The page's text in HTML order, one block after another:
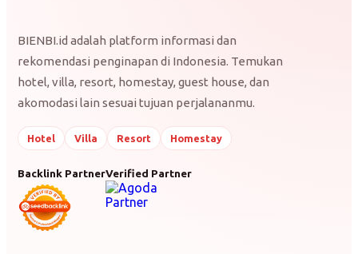
BIENBI.id adalah platform informasi dan
rekomendasi penginapan di Indonesia. Temukan
hotel, villa, resort, homestay, guest house, dan
akomodasi lain sesuai tujuan perjalananmu.
Hotel Villa Resort Homestay
Backlink PartnerVerified Partner